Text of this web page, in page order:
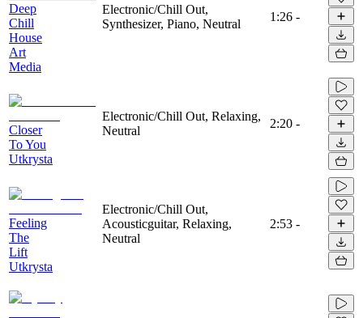
Deep
Chill
House
Art
Media
Electronic/Chill Out,
Synthesizer, Piano, Neutral
1:26 -
Closer
To You
Utkrysta
Electronic/Chill Out, Relaxing,
Neutral
2:20 -
Feeling
The
Lift
Utkrysta
Electronic/Chill Out,
Acousticguitar, Relaxing,
Neutral
2:53 -